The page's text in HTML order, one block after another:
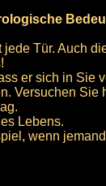
jede Tür. Auch
er sich in Sie
Versuchen Sie
Lebens.
wenn